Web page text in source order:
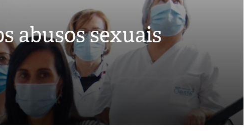
abusos sexuais